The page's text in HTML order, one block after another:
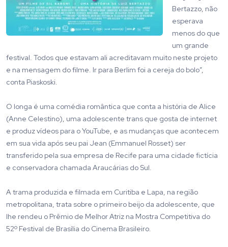
Bertazzo, não
esperava
menos do que
um grande
festival. Todos que estavam ali acreditavam muito neste projeto
e na mensagem do filme. Ir para Berlim foi a cereja do bolo”,
conta Piaskoski.
O longa é uma comédia romântica que conta a história de Alice
(Anne Celestino), uma adolescente trans que gosta de internet
e produz vídeos para o YouTube, e as mudanças que acontecem
em sua vida após seu pai Jean (Emmanuel Rosset) ser
transferido pela sua empresa de Recife para uma cidade fictícia
e conservadora chamada Araucárias do Sul.
A trama produzida e filmada em Curitiba e Lapa, na região
metropolitana, trata sobre o primeiro beijo da adolescente, que
lhe rendeu o Prêmio de Melhor Atriz na Mostra Competitiva do
52º Festival de Brasília do Cinema Brasileiro.